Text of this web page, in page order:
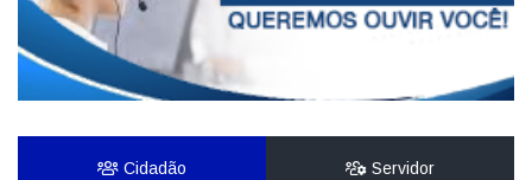
Cidadão Servidor